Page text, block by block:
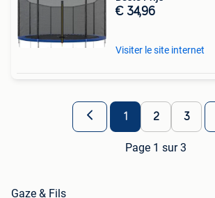
€ 34,96
Visiter le site internet
1 2 3
Page 1 sur 3
Gaze & Fils